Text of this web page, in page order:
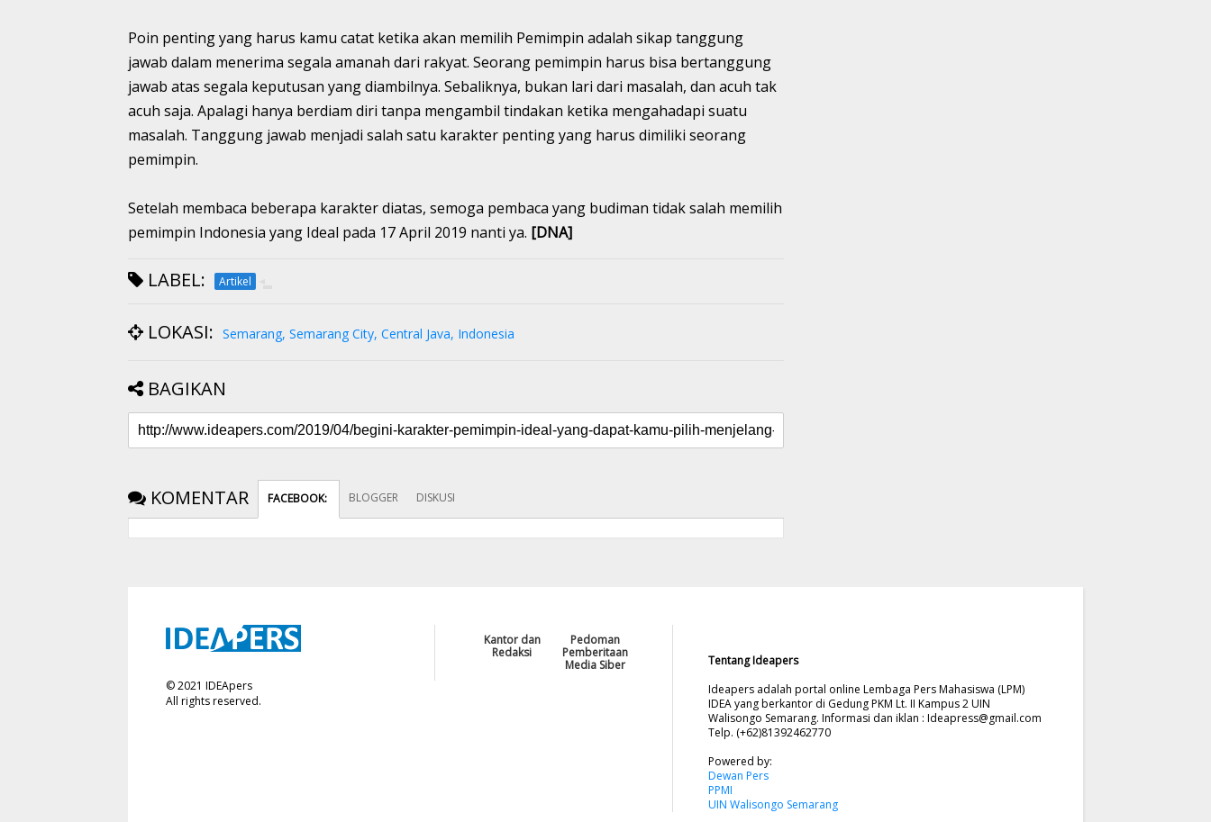
Poin penting yang harus kamu catat ketika akan memilih Pemimpin adalah sikap tanggung
jawab dalam menerima segala amanah dari rakyat. Seorang pemimpin harus bisa bertanggung
jawab atas segala keputusan yang diambilnya. Sebaliknya, bukan lari dari masalah, dan acuh tak
acuh saja. Apalagi hanya berdiam diri tanpa mengambil tindakan ketika mengahadapi suatu
masalah. Tanggung jawab menjadi salah satu karakter penting yang harus dimiliki seorang
pemimpin.
Setelah membaca beberapa karakter diatas, semoga pembaca yang budiman tidak salah memilih
pemimpin Indonesia yang Ideal pada 17 April 2019 nanti ya. [DNA]
LABEL: Artikel
LOKASI: Semarang, Semarang City, Central Java, Indonesia
BAGIKAN
KOMENTAR FACEBOOK: BLOGGER DISKUSI
©2021 IDEApers
All rights reserved.
Kantor dan
Redaksi
Pedoman
Pemberitaan
Media Siber
Tentang Ideapers
Ideapers adalah portal online Lembaga Pers Mahasiswa (LPM)
IDEA yang berkantor di Gedung PKM Lt. II Kampus 2 UIN
Walisongo Semarang. Informasi dan iklan :Ideapress@gmail.com
Telp. (+62)81392462770
Powered by:
Dewan Pers
PPMI
UIN Walisongo Semarang